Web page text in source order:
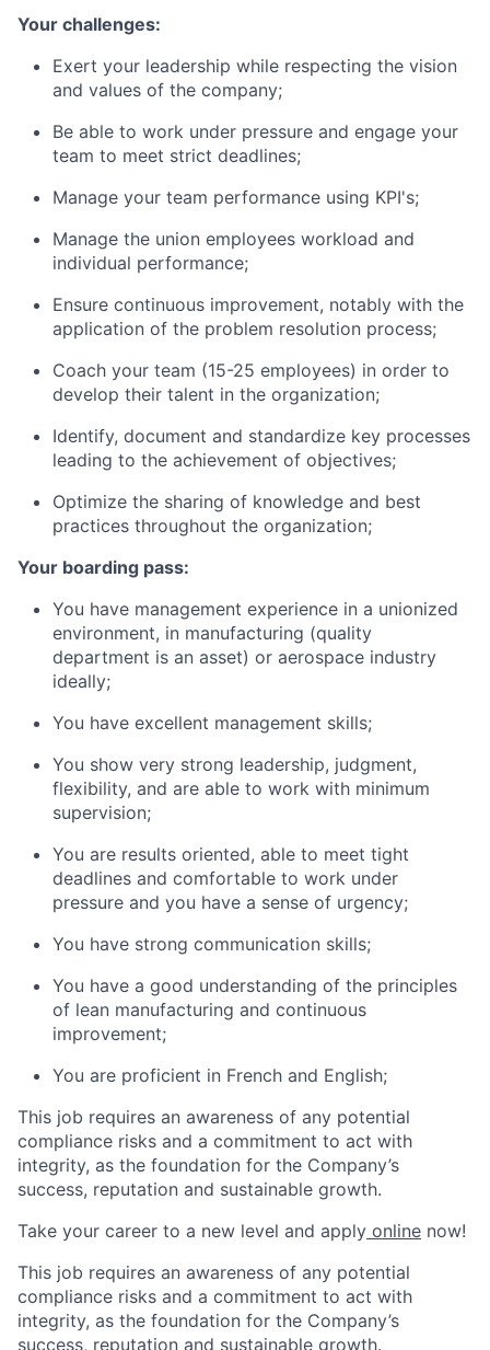
Your challenges:
Exert your leadership while respecting the vision
and values of the company;
Be able to work under pressure and engage your
team to meet strict deadlines;
Manage your team performance using KPI's;
Manage the union employees workload and
individual performance;
Ensure continuous improvement, notably with the
application of the problem resolution process;
Coach your team (15-25 employees) in order to
develop their talent in the organization;
Identify, document and standardize key processes
leading to the achievement of objectives;
Optimize the sharing of knowledge and best
practices throughout the organization;
Your boarding pass:
You have management experience in a unionized
environment, in manufacturing (quality
department is an asset) or aerospace industry
ideally;
You have excellent management skills;
You show very strong leadership, judgment,
flexibility, and are able to work with minimum
supervision;
You are results oriented, able to meet tight
deadlines and comfortable to work under
pressure and you have a sense of urgency;
You have strong communication skills;
You have a good understanding of the principles
of lean manufacturing and continuous
improvement;
You are proficient in French and English;
This job requires an awareness of any potential
compliance risks and a commitment to act with
integrity, as the foundation for the Company’s
success, reputation and sustainable growth.
Take your career to a new level and apply online now!
This job requires an awareness of any potential
compliance risks and a commitment to act with
integrity, as the foundation for the Company’s
success, reputation and sustainable growth.